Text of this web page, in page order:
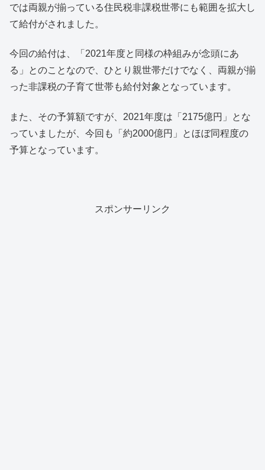
では両親が揃っている住民税非課税世帯にも範囲を拡大し
て給付がされました。
今回の給付は、「2021年度と同様の枠組みが念頭にあ
る」とのことなので、ひとり親世帯だけでなく、両親が揃
った非課税の子育て世帯も給付対象となっています。
また、その予算額ですが、2021年度は「2175億円」とな
っていましたが、今回も「約2000億円」とほぼ同程度の
予算となっています。
スポンサーリンク